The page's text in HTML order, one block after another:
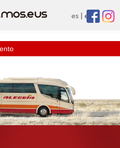
es eu